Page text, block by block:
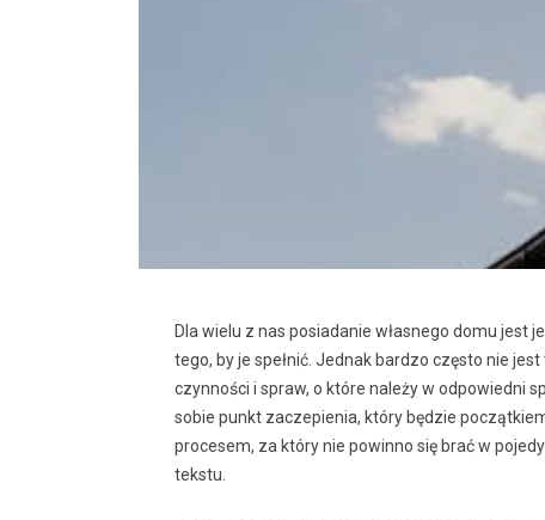
Dla wielu z nas posiadanie własnego domu jest
tego, by je spełnić. Jednak bardzo często nie
czynności i spraw, o które należy w odpowiedni
sobie punkt zaczepienia, który będzie
procesem, za który nie powinno się brać w
tekstu.